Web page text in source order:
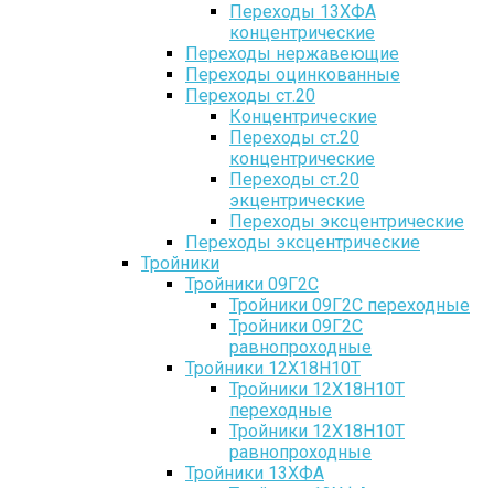
Переходы 13ХФА
концентрические
Переходы нержавеющие
Переходы оцинкованные
Переходы ст.20
Концентрические
Переходы ст.20
концентрические
Переходы ст.20
экцентрические
Переходы эксцентрические
Переходы эксцентрические
Тройники
Тройники 09Г2С
Тройники 09Г2С переходные
Тройники 09Г2С
равнопроходные
Тройники 12Х18Н10Т
Тройники 12Х18Н10Т
переходные
Тройники 12Х18Н10Т
равнопроходные
Тройники 13ХФА